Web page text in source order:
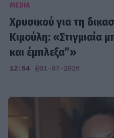
MEDIA
Χρυσικού για τη
Κιμούλη: «Στιγμιαία
και έμπλεξα”»
12:54 @01-07-2026